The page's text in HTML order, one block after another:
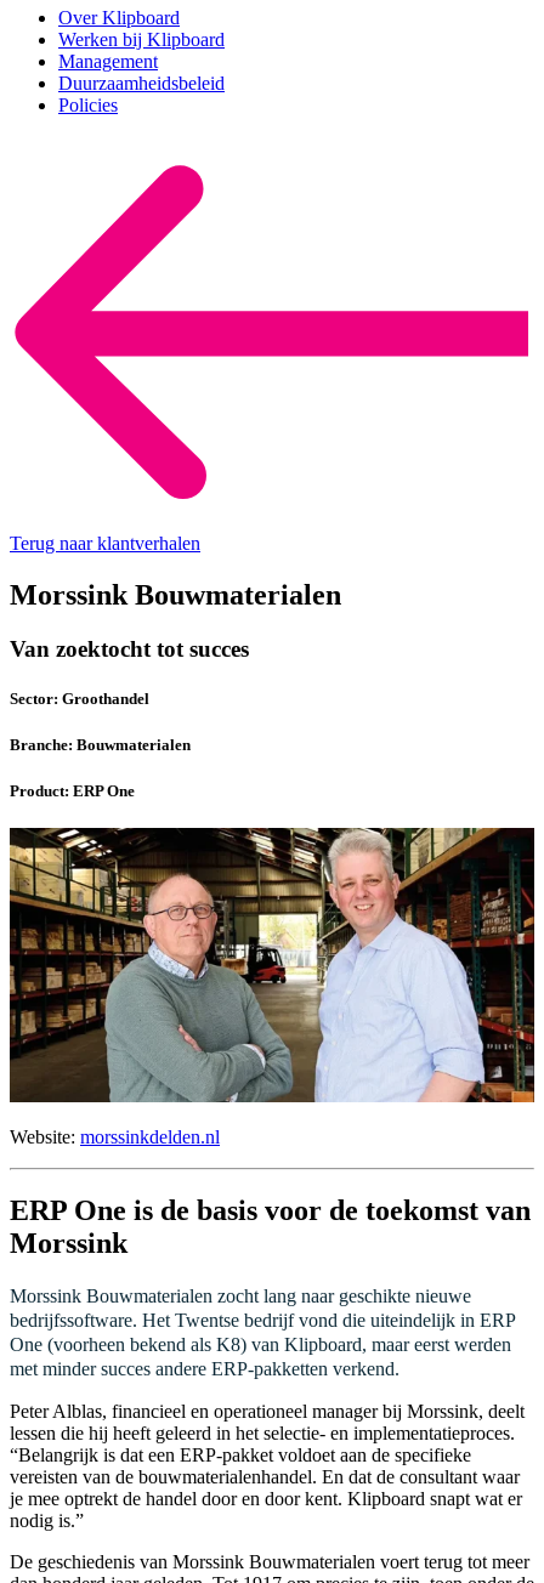
Over Klipboard
Werken bij Klipboard
Management
Duurzaamheidsbeleid
Policies
Terug naar klantverhalen
Morssink Bouwmaterialen
Van zoektocht tot succes
Sector: Groothandel
Branche: Bouwmaterialen
Product: ERP One
Website: morssinkdelden.nl
ERP One is de basis voor de toekomst van
Morssink
Morssink Bouwmaterialen zocht lang naar geschikte nieuwe
bedrijfssoftware. Het Twentse bedrijf vond die uiteindelijk in ERP
One (voorheen bekend als K8) van Klipboard, maar eerst werden
met minder succes andere ERP-pakketten verkend.
Peter Alblas, financieel en operationeel manager bij Morssink, deelt
lessen die hij heeft geleerd in het selectie- en implementatieproces.
“Belangrijk is dat een ERP-pakket voldoet aan de specifieke
vereisten van de bouwmaterialenhandel. En dat de consultant waar
je mee optrekt de handel door en door kent. Klipboard snapt wat er
nodig is.”
De geschiedenis van Morssink Bouwmaterialen voert terug tot meer